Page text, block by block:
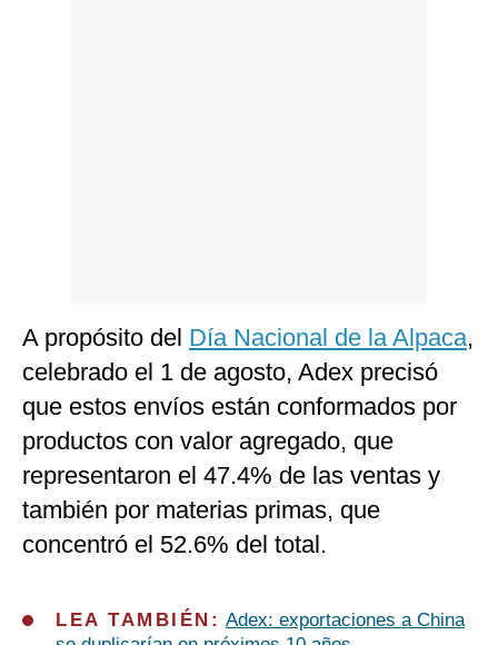
A propósito del Día Nacional de la Alpaca,
celebrado el 1 de agosto, Adex precisó
que estos envíos están conformados por
productos con valor agregado, que
representaron el 47.4% de las ventas y
también por materias primas, que
concentró el 52.6% del total.
LEA TAMBIÉN: Adex: exportaciones a China